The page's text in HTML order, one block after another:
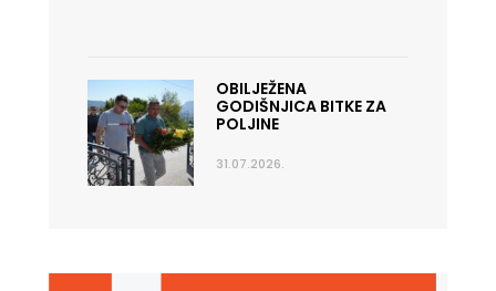
OBILJEŽENA
GODIŠNJICA BITKE ZA
POLJINE
31.07.2026.